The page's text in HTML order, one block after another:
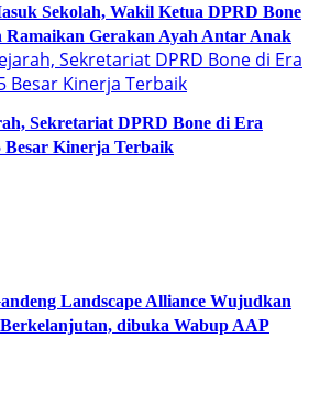
Sekolah, Wakil Ketua DPRD Bone
Gerakan Ayah Antar Anak
Sekretariat DPRD Bone di Era
Besar Kinerja Terbaik
Landscape Alliance Wujudkan
dibuka Wabup AAP